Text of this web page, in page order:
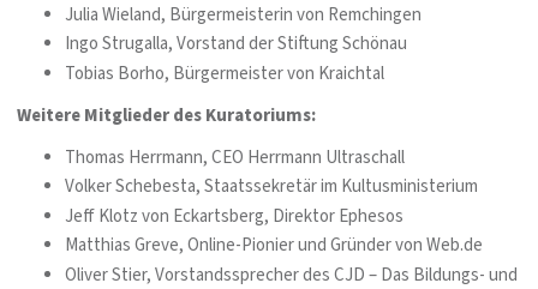
Julia Wieland, Bürgermeisterin von Remchingen
Ingo Strugalla, Vorstand der Stiftung Schönau
Tobias Borho, Bürgermeister von Kraichtal
Weitere Mitglieder des Kuratoriums:
Thomas Herrmann, CEO Herrmann Ultraschall
Volker Schebesta, Staatssekretär im Kultusministerium
Jeff Klotz von Eckartsberg, Direktor Ephesos
Matthias Greve, Online-Pionier und Gründer von Web.de
Oliver Stier, Vorstandssprecher des CJD – Das Bildungs- und